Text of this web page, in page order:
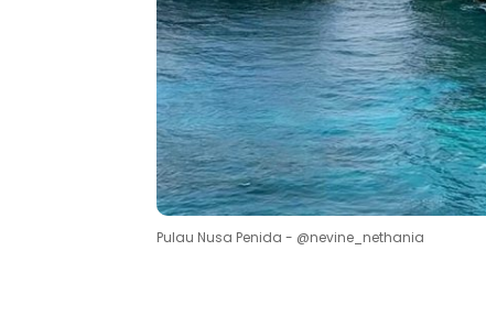
Pulau Nusa Penida - @nevine_nethania